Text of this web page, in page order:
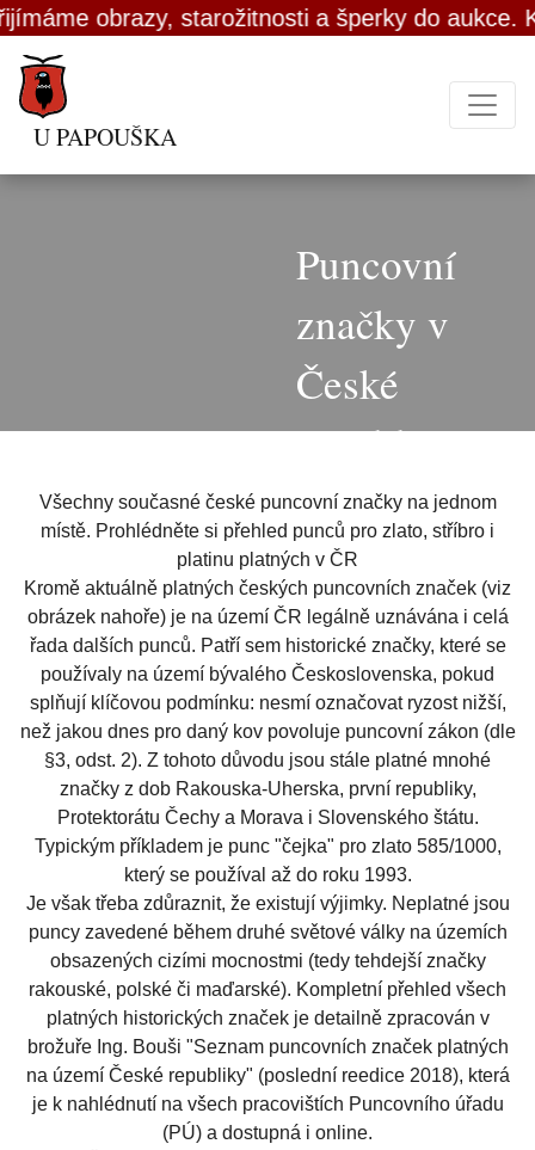
obrazy, starožitnosti a šperky do aukce.
U PAPOUŠKA
Puncovní
značky v
České
republice
Všechny současné české puncovní značky na jednom
místě. Prohlédněte si přehled punců pro zlato, stříbro i
platinu platných v ČR
Kromě aktuálně platných českých puncovních značek (viz
obrázek nahoře) je na území ČR legálně uznávána i celá
řada dalších punců. Patří sem historické značky, které se
používaly na území bývalého Československa, pokud
splňují klíčovou podmínku: nesmí označovat ryzost nižší,
než jakou dnes pro daný kov povoluje puncovní zákon (dle
§3, odst. 2). Z tohoto důvodu jsou stále platné mnohé
značky z dob Rakouska-Uherska, první republiky,
Protektorátu Čechy a Morava i Slovenského štátu.
Typickým příkladem je punc "čejka" pro zlato 585/1000,
který se používal až do roku 1993.
Je však třeba zdůraznit, že existují výjimky. Neplatné jsou
puncy zavedené během druhé světové války na územích
obsazených cizími mocnostmi (tedy tehdejší značky
rakouské, polské či maďarské). Kompletní přehled všech
platných historických značek je detailně zpracován v
brožuře Ing. Bouši "Seznam puncovních značek platných
na území České republiky" (poslední reedice 2018), která
je k nahlédnutí na všech pracovištích Puncovního úřadu
(PÚ) a dostupná i online.